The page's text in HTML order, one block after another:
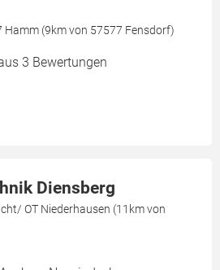
Hamm (9km von 57577 Fensdorf)
3 Bewertungen
Diensberg
OT Niederhausen (11km von